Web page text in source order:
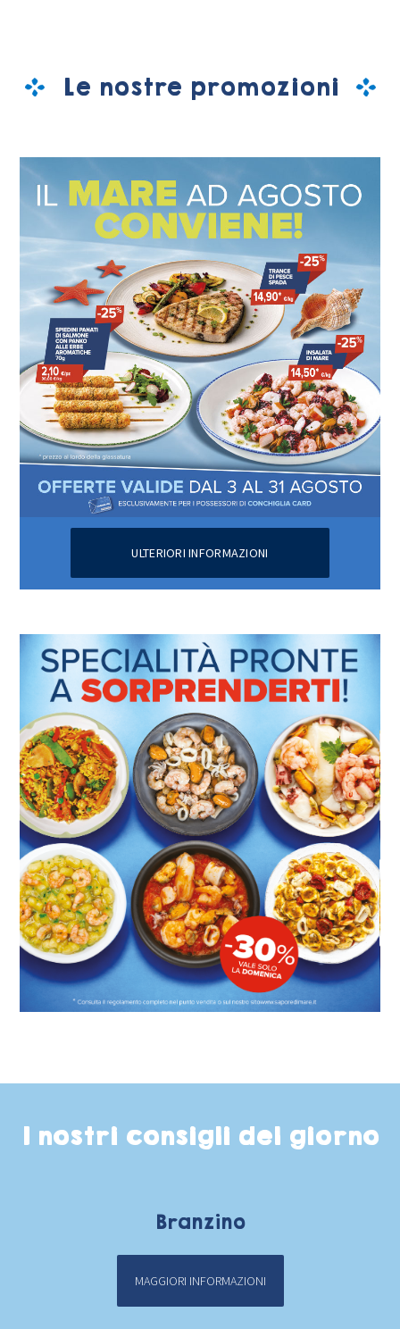
Le nostre promozioni
ULTERIORI INFORMAZIONI
I nostri consigli del giorno
Branzino
MAGGIORI INFORMAZIONI